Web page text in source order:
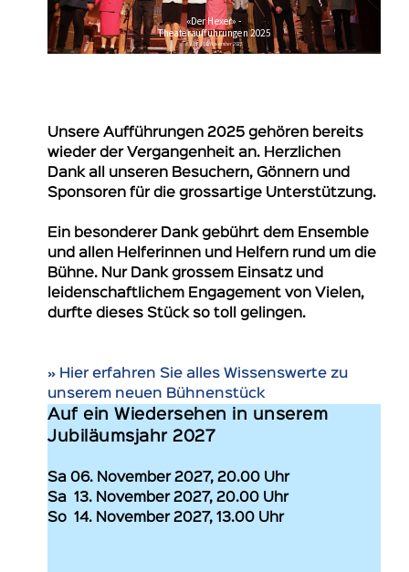
Unsere Aufführungen 2025 gehören bereits
wieder der Vergangenheit an. Herzlichen
Dank all unseren Besuchern, Gönnern und
Sponsoren für die grossartige Unterstützung.
Ein besonderer Dank gebührt dem Ensemble
und allen Helferinnen und Helfern rund um die
Bühne. Nur Dank grossem Einsatz und
leidenschaftlichem Engagement von Vielen,
durfte dieses Stück so toll gelingen.
» Hier erfahren Sie alles Wissenswerte zu
unserem neuen Bühnenstück
Auf ein Wiedersehen in unserem
Jubiläumsjahr 2027
Sa 06. November 2027, 20.00 Uhr
Sa 13. November 2027, 20.00 Uhr
So 14. November 2027, 13.00 Uhr